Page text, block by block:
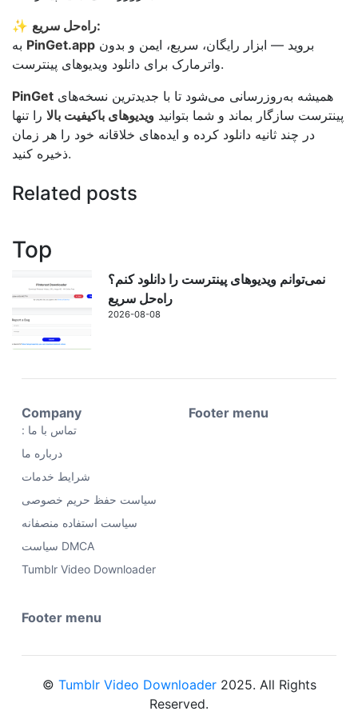
✨
راه‌حل سریع:
PinGet.app
واترمارک برای دانلود ویدیوهای پینترست.
PinGet
پینترست سازگار بماند و شما بتوانید ویدیوهای باکیفیت بالا را تنها
در چند ثانیه دانلود کرده و ایده‌های خلاقانه خود را هر زمان
ذخیره کنید.
Related posts
Top
نمی‌توانم ویدیوهای پینترست را دانلود کنم؟
راه‌حل سریع
2026-08-08
Company
: تماس با ما
سیاست DMCA‎
Tumblr Video Downloader
Footer menu
Footer menu
© Tumblr Video Downloader2025. All Rights
Reserved.